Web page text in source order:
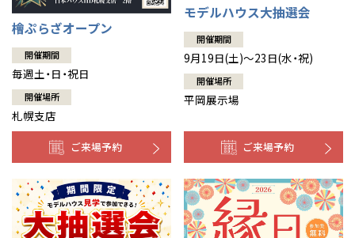
檜ぷらざオープン
開催期間
毎週土・日・祝日
開催場所
札幌支店
ご来場予約
モデルハウス大抽選会
開催期間
9月19日(土)～23日(水・祝)
開催場所
平岡展示場
ご来場予約